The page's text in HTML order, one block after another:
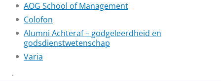
AOG School of Management
Colofon
Alumni Achteraf – godgeleerdheid en
godsdienstwetenschap
Varia
·